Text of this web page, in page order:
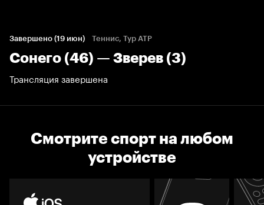
Завершено (19 июн) Теннис, Тур ATP
Сонего (46) — Зверев (3)
Трансляция завершена
Смотрите спорт на любом
устройстве